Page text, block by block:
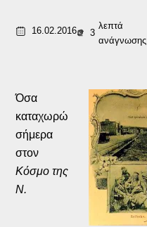
16.02.2016 3
λεπτά
ανάγνωσης
Όσα
καταχωρώ
σήμερα
στον
Κόσμο της
Ν.